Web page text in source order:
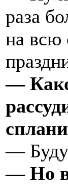
раза
на всю
—
— Буду
— Но